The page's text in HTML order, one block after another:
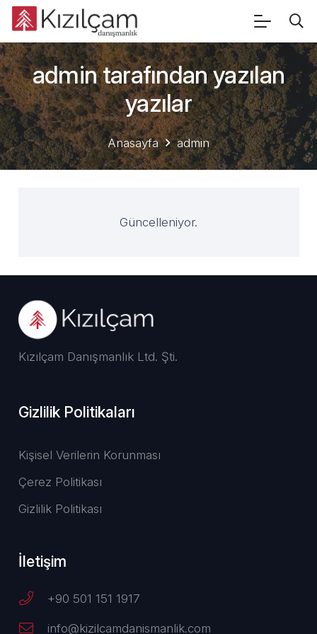
admin tarafından yazılan
yazılar
Anasayfa admin
Güncelleniyor.
Kızılçam Danışmanlık Ltd. Şti.
Gizlilik Politikaları
Kişisel Verilerin Korunması
Çerez Politikası
Gizlilik Politikası
İletişim
+90 501 151 1917
info@kizilcamdanismanlik.com